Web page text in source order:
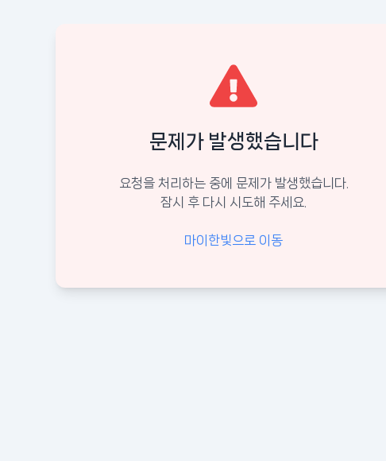
문제가 발생했습니다
요청을 처리하는 중에 문제가 발생했습니다.
잠시 후 다시 시도해 주세요.
마이한빛으로 이동